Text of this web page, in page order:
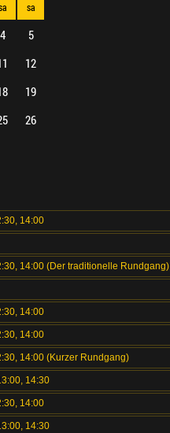
sa
4
5
12
19
26
14:00
14:00 (Der traditionelle Rundgang)
14:00
14:00
14:00 (Kurzer Rundgang)
14:30
14:00
14:30